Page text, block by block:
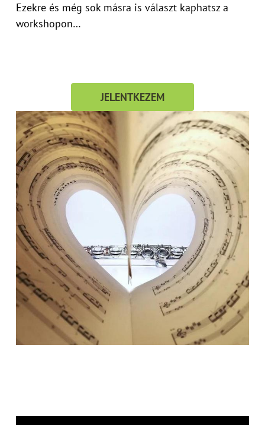
Ezekre és még sok másra is választ kaphatsz a
workshopon…
JELENTKEZEM